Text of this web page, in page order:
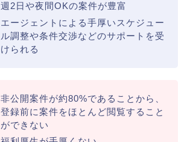
週2日や夜間OKの案件が豊富
エージェントによる手厚いスケジュー
ル調整や条件交渉などのサポートを受
けられる
非公開案件が約80%であることから、
登録前に案件をほとんど閲覧すること
ができない